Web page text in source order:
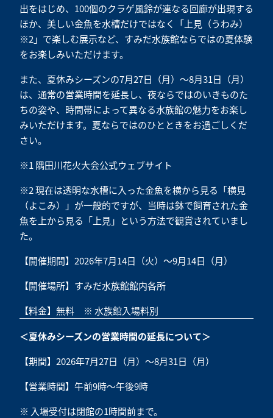
出をはじめ、100個のクラゲ風鈴が連なる回廊が出現する
ほか、美しい金魚を水槽だけではなく「上見（うわみ）
※2」で楽しむ展示など、すみだ水族館ならではの夏体験
をお楽しみいただけます。
また、夏休みシーズンの7月27日（月）～8月31日（月）
は、通常の営業時間を延長し、夜ならではのいきものた
ちの姿や、時間帯によって異なる水族館の魅力をお楽し
みいただけます。夏ならではのひとときをお過ごしくだ
さい。
※1 隅田川花火大会公式ウェブサイト
※2 現在は透明な水槽に入った金魚を横から見る「横見
（よこみ）」が一般的ですが、当時は鉢で飼育された金
魚を上から見る「上見」という方法で観賞されていまし
た。
【開催期間】2026年7月14日（火）～9月14日（月）
【開催場所】すみだ水族館館内各所
【料金】無料 ※ 水族館入場料別
＜夏休みシーズンの営業時間の延長について＞
【期間】2026年7月27日（月）～8月31日（月）
【営業時間】午前9時～午後9時
※ 入場受付は閉館の1時間前まで。